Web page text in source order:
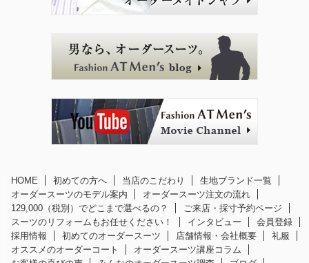
HOME 初めての方へ 当店のこだわり
生地ブランド一覧
オーダースーツのモデル案内
オーダースーツ注文の流れ
129,000（税別）でどこまで選べるの？
ご来店・採寸予約ページ
スーツのリフォームもお任せください！
インタビュー
会員登録
採用情報
初めてのオーダースーツ 店舗情報・会社概要
礼服
オススメのオーダーコート
オーダースーツ講座コラム